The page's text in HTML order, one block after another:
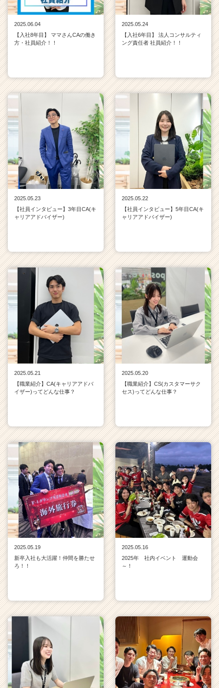
2025.06.04
【入社8年目】 ママさんCAの働き
方・社員紹介！！
2025.05.24
【入社6年目】 法人コンサルティ
ング責任者 社員紹介！！
2025.05.23
【社員インタビュー】3年目CA(キ
ャリアアドバイザー)
2025.05.22
【社員インタビュー】5年目CA(キ
ャリアアドバイザー)
2025.05.21
【職業紹介】CA(キャリアアドバ
イザー)ってどんな仕事？
2025.05.20
【職業紹介】CS(カスタマーサク
セス)ってどんな仕事？
2025.05.19
新卒入社も大活躍！仲間を勝たせ
ろ！！
2025.05.16
2025年 社内イベント 運動会
～！